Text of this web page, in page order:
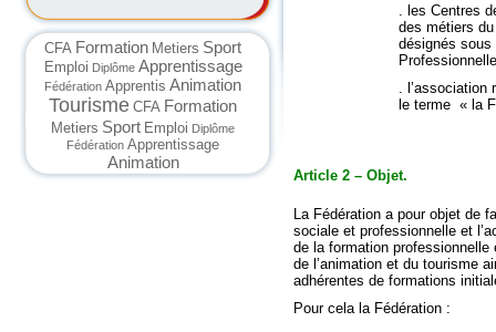
CFA Formation Metiers Sport
Emploi Diplôme Apprentissage
Fédération Apprentis Animation
Tourisme CFA Formation
Metiers Sport Emploi Diplôme
Fédération Apprentissage
Animation
. les Centres
des métiers
désignés sous
.
le terme « la
Article 2 – Objet.
La Fédération a pour objet de
sociale et professionnelle et
de la formation
de l’animation et du tourisme
adhérentes de formations
Pour cela la Fédération :